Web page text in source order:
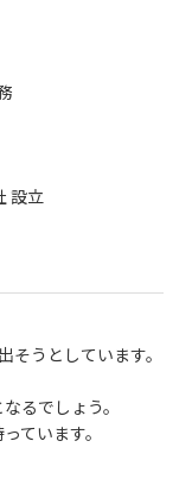
設立
うとしています。
るでしょう。
ています。